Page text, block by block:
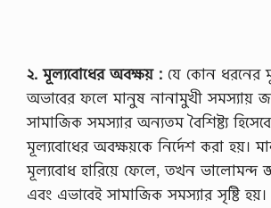
২. মূল্যবোধের অবক্ষয় : যে কোন ধরনের
অভাবের ফলে মানুষ নানামুখী সমস্যায়
সামাজিক সমস্যার অন্যতম বৈশিষ্ট্য
মূল্যবোধের অবক্ষয়কে নির্দেশ করা হয়।
মূল্যবোধ হারিয়ে ফেলে, তখন ভালোমন্দ
এবং এভাবেই সামাজিক সমস্যার সৃষ্টি হয়।